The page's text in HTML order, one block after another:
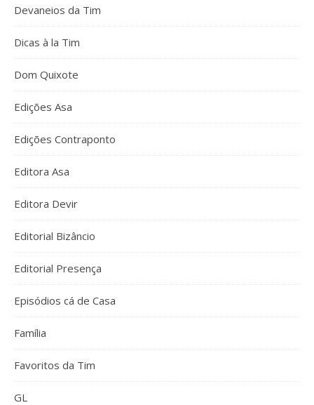
Devaneios da Tim
Dicas à la Tim
Dom Quixote
Edições Asa
Edições Contraponto
Editora Asa
Editora Devir
Editorial Bizâncio
Editorial Presença
Episódios cá de Casa
Família
Favoritos da Tim
GL